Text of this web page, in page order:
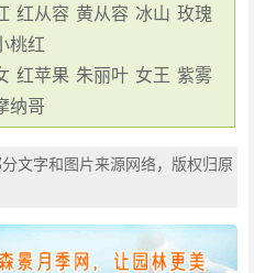
红从容 黄从容 冰山 玫瑰
桃红
红苹果 朱丽叶 女王 紫雾
纳哥
文字和图片来源网络，版权归原